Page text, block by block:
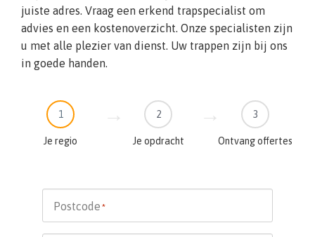
juiste adres. Vraag een erkend trapspecialist om
advies en een kostenoverzicht. Onze specialisten zijn
u met alle plezier van dienst. Uw trappen zijn bij ons
in goede handen.
1
Je regio
2
Je opdracht
3
Ontvang offertes
Postcode *